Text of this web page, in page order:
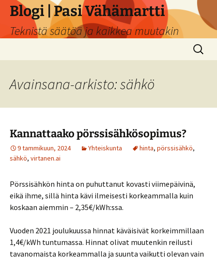
Siirry
sisältöön
Blogi | Pasi Vähämartti
Teknistä säätöä ja kaikkea muutakin
Haku:
Avainsana-arkisto: sähkö
Kannattaako pörssisähkösopimus?
9 tammikuun, 2024 Yhteiskunta hinta, pörssisähkö,
sähkö, virtanen.ai
Pörssisähkön hinta on puhuttanut kovasti viimepäivinä,
eikä ihme, sillä hinta kävi ilmeisesti korkeammalla kuin
koskaan aiemmin – 2,35€/kWh:ssa.
Vuoden 2021 joulukuussa hinnat käväisivät korkeimmillaan
1,4€/kWh tuntumassa. Hinnat olivat muutenkin reilusti
tavanomaista korkeammalla ja suunta vaikutti olevan vain